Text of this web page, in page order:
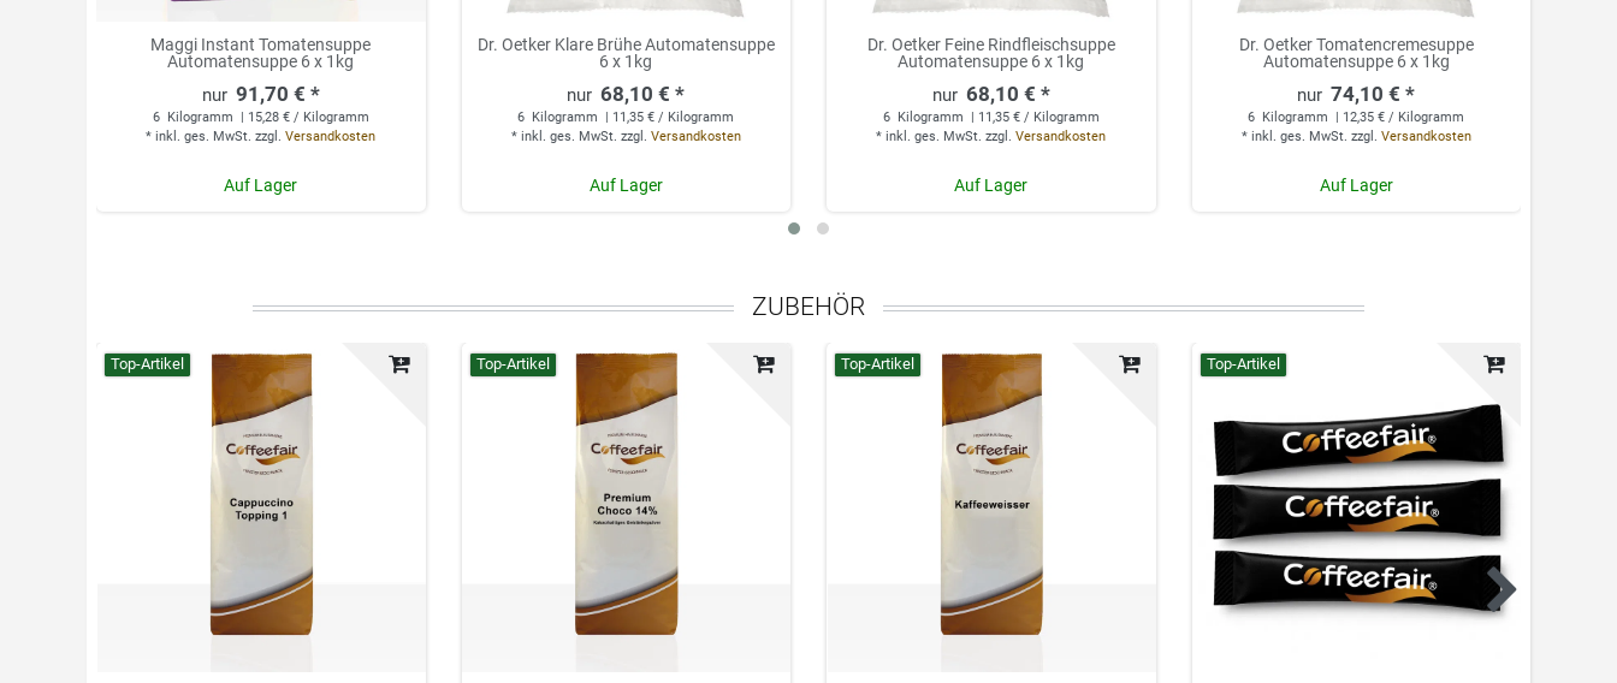
Maggi Instant Tomatensuppe
Automatensuppe 6 x 1kg
91,70 € *
6 Kilogramm
| 15,28 € / Kilogramm
*inkl. ges. MwSt. zzgl.Versandkosten
Auf Lager
Dr. Oetker Klare Brühe Automatensuppe
6 x 1kg
68,10 € *
6 Kilogramm
| 11,35 € / Kilogramm
* inkl. ges. MwSt. zzgl. Versandkosten
Auf Lager
Dr. Oetker Feine Rindfleischsuppe
Automatensuppe 6 x 1kg
68,10 € *
6 Kilogramm
| 11,35 € / Kilogramm
*inkl. ges. MwSt. zzgl.Versandkosten
Auf Lager
Dr. Oetker Tomatencremesuppe
Automatensuppe 6 x 1kg
74,10 € *
6 Kilogramm
| 12,35 € / Kilogramm
* inkl. ges. MwSt. zzgl. Versandkosten
Auf Lager
ZUBEHÖR
Top-Artikel Top-Artikel Top-Artikel Top-Artikel